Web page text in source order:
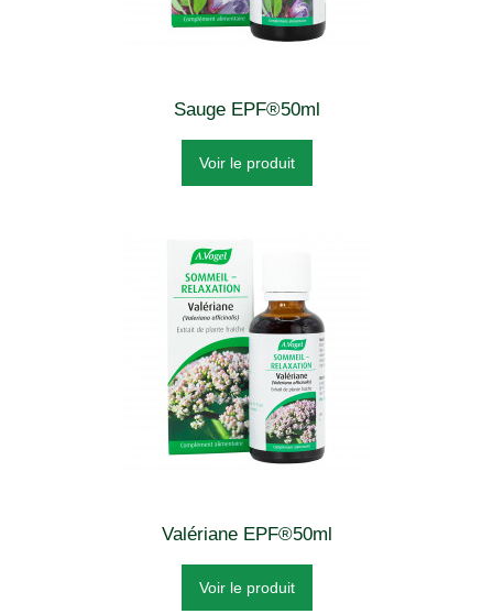
Sauge EPF®50ml
Voir le produit
Valériane EPF®50ml
Voir le produit